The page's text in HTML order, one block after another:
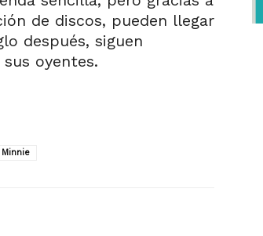
de discos, pueden llegar
después, siguen
oyentes.